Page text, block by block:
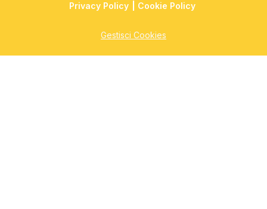
Privacy Policy Cookie Policy
Gestisci Cookies